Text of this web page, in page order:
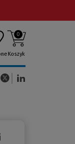
0
Koszyk
okno)(Link do innej strony)